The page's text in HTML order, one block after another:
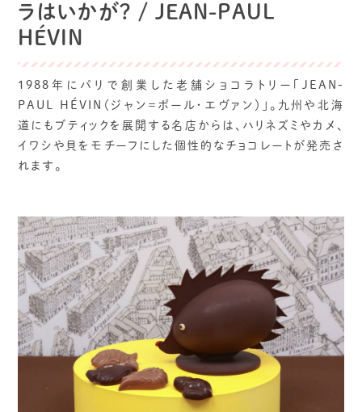
ラはいかが? / JEAN-PAUL
HÉVIN
1988年にパリで創業した老舗ショコラトリー「JEAN-
PAUL HÉVIN（ジャン＝ポール・エヴァン）」。九州や北海
道にもブティックを展開する名店からは、ハリネズミやカメ、
イワシや貝をモチーフにした個性的なチョコレートが発売さ
れます。